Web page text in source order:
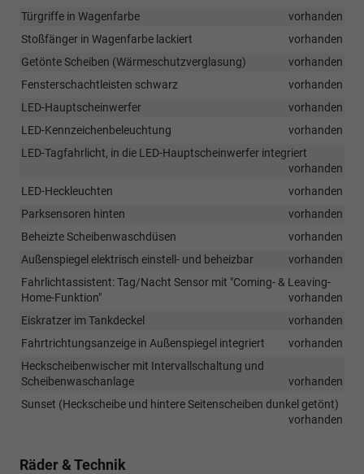
Türgriffe in Wagenfarbe
vorhanden
Stoßfänger in Wagenfarbe lackiert
vorhanden
Getönte Scheiben (Wärmeschutzverglasung)
vorhanden
Fensterschachtleisten schwarz
vorhanden
LED-Hauptscheinwerfer
vorhanden
LED-Kennzeichenbeleuchtung
vorhanden
LED-Tagfahrlicht, in die LED-Hauptscheinwerfer integriert
vorhanden
LED-Heckleuchten
vorhanden
Parksensoren hinten
vorhanden
Beheizte Scheibenwaschdüsen
vorhanden
Außenspiegel elektrisch einstell- und beheizbar
vorhanden
Fahrlichtassistent: Tag/Nacht Sensor mit "Coming- & Leaving-
Home-Funktion"
vorhanden
Eiskratzer im Tankdeckel
vorhanden
Fahrtrichtungsanzeige in Außenspiegel integriert
vorhanden
Heckscheibenwischer mit Intervallschaltung und
Scheibenwaschanlage
vorhanden
Sunset (Heckscheibe und hintere Seitenscheiben dunkel getönt)
vorhanden
Räder & Technik